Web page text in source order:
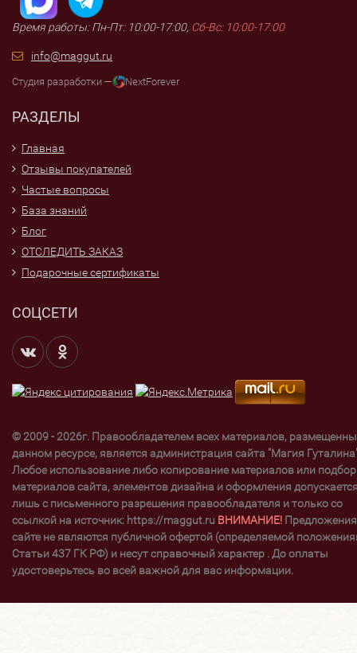
Время работы: Пн-Пт: 10:00-17:00, Сб-Вс: 10:00-17:00
info@maggut.ru
Студия разработки — NextForever
РАЗДЕЛЫ
Главная
Отзывы покупателей
Частые вопросы
База знаний
Блог
ОТСЛЕДИТЬ ЗАКАЗ
Подарочные сертификаты
СОЦСЕТИ
© 2009 - 2026г. Правообладателем всех материалов,
данном ресурсе, является администрация сайта "Магия
Любое использование либо копирование материалов или
материалов сайта, элементов дизайна и оформления
лишь с письменного разрешения правообладателя и только со
ссылкой на источник: https://maggut.ru ВНИМАНИЕ!
сайте не являются публичной офертой (определяемой
Статьи 437 ГК РФ) и несут справочный характер . До оплаты
удостоверьтесь во всей важной для вас информации.